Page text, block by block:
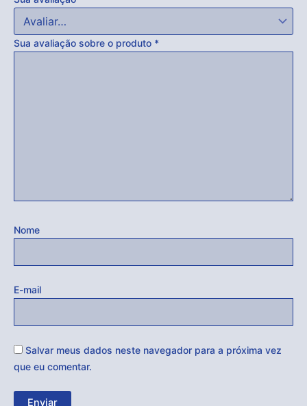
Sua avaliação sobre o produto *
Nome
E-mail
Salvar meus dados neste navegador para a próxima vez
que eu comentar.